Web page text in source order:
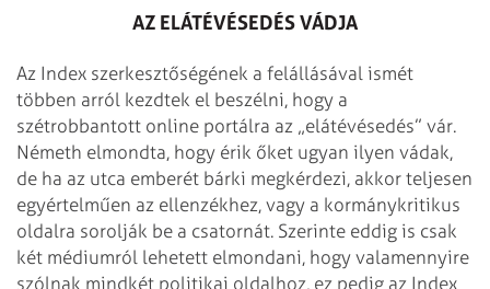
AZ ELÁTÉVÉSEDÉS VÁDJA
Az Index szerkesztőségének a felállásával ismét
többen arról kezdtek el beszélni, hogy a
szétrobbantott online portálra az „elátévésedés” vár.
Németh elmondta, hogy érik őket ugyan ilyen vádak,
de ha az utca emberét bárki megkérdezi, akkor teljesen
egyértelműen az ellenzékhez, vagy a kormánykritikus
oldalra sorolják be a csatornát. Szerinte eddig is csak
két médiumról lehetett elmondani, hogy valamennyire
szólnak mindkét politikai oldalhoz, ez pedig az Index